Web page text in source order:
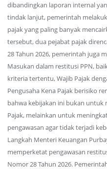
dibandingkan laporan internal
tindak lanjut, pemerintah
pajak yang paling banyak
tersebut, dua pejabat pajak
28 Tahun 2026, pemerintah juga
Masukan dalam restitusi PPN,
kriteria tertentu, Wajib Pajak
Pengusaha Kena Pajak berisiko
bahwa kebijakan ini bukan
Pajak, melainkan untuk
pengawasan agar tidak terjadi
Langkah Menteri Keuangan
memperketat pengawasan
Nomor 28 Tahun 2026.